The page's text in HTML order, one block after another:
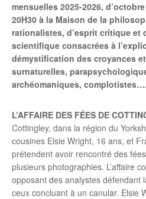
mensuelles 2025-2026,
20H30 à la Maison de la
rationalistes, d’esprit critique et
scientifique consacrées à
démystification des croyances
surnaturelles,
archéomaniques, complotistes….
L’AFFAIRE DES FÉES DE
Cottingley, dans la région du
cousines Elsie Wright, 16 ans, et
prétendent avoir rencontré des
plusieurs photographies. L’affaire
opposant des analystes défendant
ceux concluant à un canular. Elsie